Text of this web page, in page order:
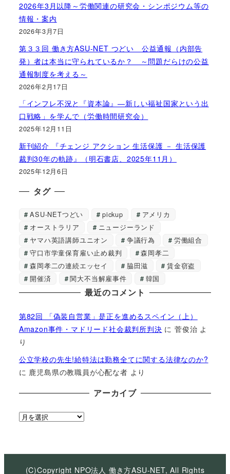
2026年3月以降～労働関連の研究会・シンポジウム等の
情報・案内
2026年3月7日
第３３回 働き方ASU-NET つどい 公益通報（内部告
発）者は本当に守られているか？ ～問題だらけの公益
通報制度を考える～
2026年2月17日
「インフレ不況と『資本論』―新しい福祉国家という出
口戦略」を学んで（労働時間研究会）
2025年12月11日
新刊紹介 『チェンジ アクション 生活保護 － 生活保護
裁判30年の軌跡』（明石書店、2025年11月）
2025年12月6日
タグ
ASU-NETつどい pickup
アメリカ
オーストラリア
ニュージーランド
ヤマハ英語講師ユニオン
争議行為
労働組合
守口市学童保育雇い止め裁判
森岡孝二
森岡孝二の連続エッセイ
脇田滋
賃金窃盗
開催済
関大不当解雇事件 韓国
最近のコメント
第82回 「偽装自営業」是正を進めるスペイン（上）
Amazon事件・マドリード社会裁判所判決 に菅俊治 よ
り
公立学校の先生!給特法は勤務全てに関する法律なのか?
に 鹿児島県の教職員が心配な者 より
アーカイブ
ア
イ
(C)Copyright NPO法人 働き方ASU-NET, All Rights